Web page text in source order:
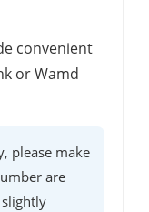
convenient
or Wamd
please make
are